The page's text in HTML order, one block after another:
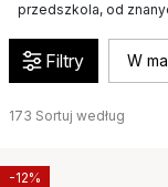
przedszkola, od
Filtry W
173 Sortuj według
-12%